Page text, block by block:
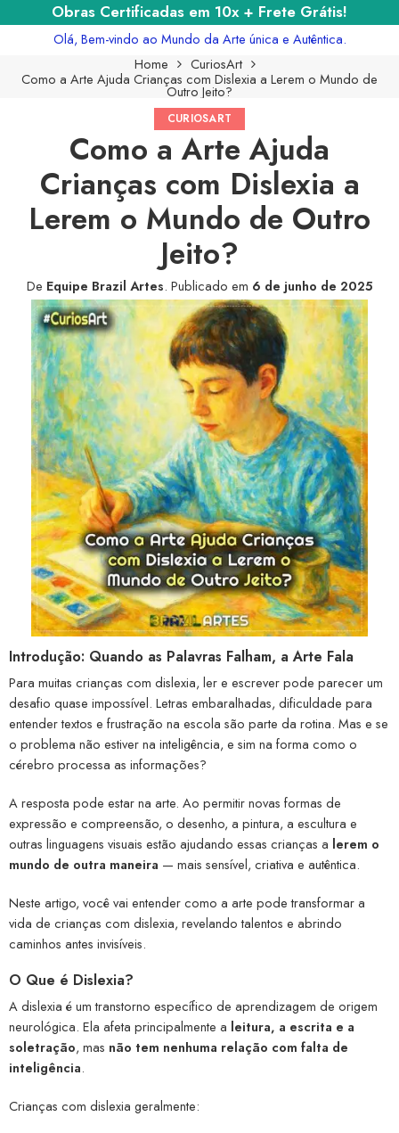
Obras Certificadas em 10x + Frete Grátis!
Olá, Bem-vindo ao Mundo da Arte única e Autêntica.
Home
CuriosArt
Como a Arte Ajuda Crianças com Dislexia a Lerem o Mundo de
Outro Jeito?
CURIOSART
Como a Arte Ajuda
Crianças com Dislexia a
Lerem o Mundo de Outro
Jeito?
De Equipe Brazil Artes. Publicado em 6 de junho de 2025
Introdução: Quando as Palavras Falham, a Arte Fala
Para muitas crianças com dislexia, ler e escrever pode parecer um
desafio quase impossível. Letras embaralhadas, dificuldade para
entender textos e frustração na escola são parte da rotina. Mas e se
o problema não estiver na inteligência, e sim na forma como o
cérebro processa as informações?
A resposta pode estar na arte. Ao permitir novas formas de
expressão e compreensão, o desenho, a pintura, a escultura e
outras linguagens visuais estão ajudando essas crianças a lerem o
mundo de outra maneira — mais sensível, criativa e autêntica.
Neste artigo, você vai entender como a arte pode transformar a
vida de crianças com dislexia, revelando talentos e abrindo
caminhos antes invisíveis.
O Que é Dislexia?
A dislexia é um transtorno específico de aprendizagem de origem
neurológica. Ela afeta principalmente a leitura, a escrita e a
soletração, mas não tem nenhuma relação com falta de
inteligência.
Crianças com dislexia geralmente: